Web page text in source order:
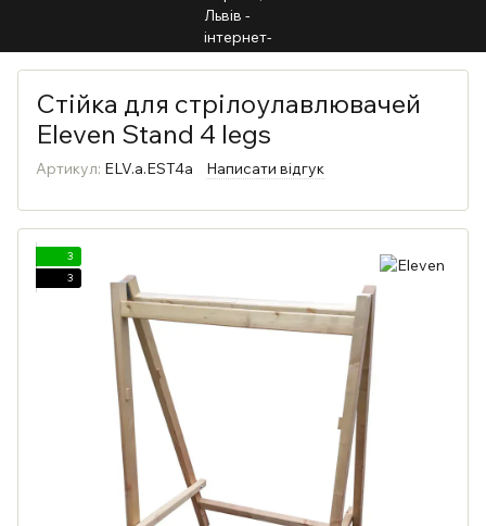
Стійка для стрілоулавлювачей
Eleven Stand 4 legs
Артикул: ELV.a.EST4a Написати відгук
3
3